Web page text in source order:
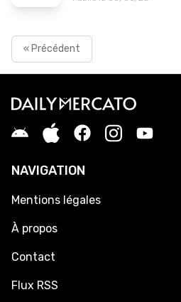
« Précédent
NAVIGATION
Mentions légales
À propos
Contact
Flux RSS